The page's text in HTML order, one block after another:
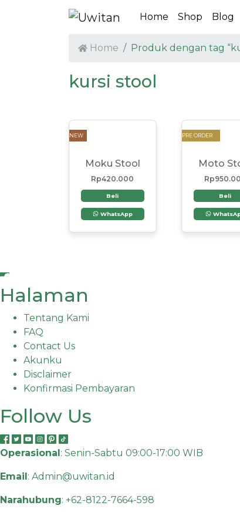
Home Shop Blog
Home Produk dengan tag
kursi stool
NEW
Moku Stool
Rp420.000
Beli
WhatsApp
PRE ORDER
Moto
Rp
Beli
Halaman
Tentang Kami
FAQ
Contact Us
Akunku
Disclaimer
Konfirmasi Pembayaran
Follow Us
Operasional: Senin-Sabtu 09:00-17:00 WIB
Email: Admin@uwitan.id
Narahubung: +62-8122-7664-598